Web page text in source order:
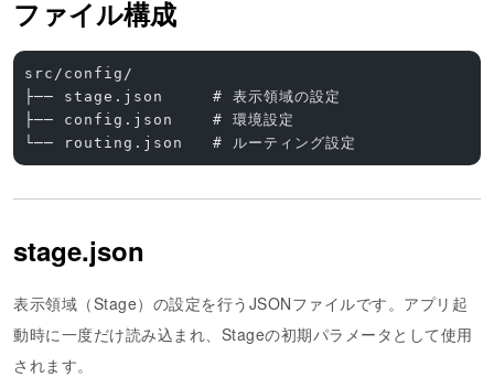
ファイル構成
src/config/
├── stage.json     # 表示領域の設定
├── config.json    # 環境設定
└── routing.json   # ルーティング設定
stage.json
表示領域（Stage）の設定を行うJSONファイルです。アプリ起
動時に一度だけ読み込まれ、Stageの初期パラメータとして使用
されます。